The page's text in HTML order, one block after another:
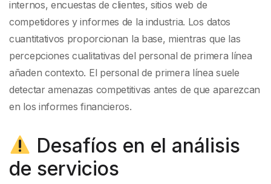
internos, encuestas de clientes, sitios web de
competidores y informes de la industria. Los datos
cuantitativos proporcionan la base, mientras que las
percepciones cualitativas del personal de primera línea
añaden contexto. El personal de primera línea suele
detectar amenazas competitivas antes de que aparezcan
en los informes financieros.
Desafíos en el análisis
de servicios